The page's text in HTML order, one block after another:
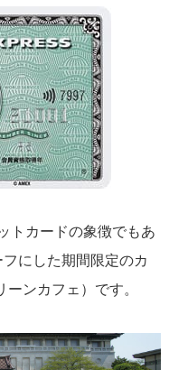
トカードの象徴でもあ
にした期間限定のカ
ンカフェ）です。